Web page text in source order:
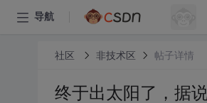
导航
社区 非技术区 帖子详情
终于出太阳了，据